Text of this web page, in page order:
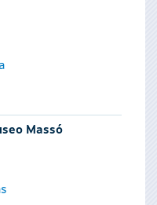
Massó